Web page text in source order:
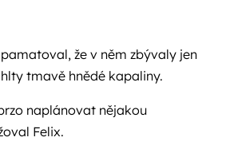
že v něm zbývaly jen
tmavě hnědé kapaliny.
naplánovat nějakou
Felix.